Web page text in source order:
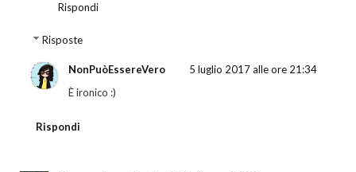
Rispondi
Risposte
NonPuòEssereVero
5 luglio 2017 alle ore 21:34
È ironico :)
Rispondi